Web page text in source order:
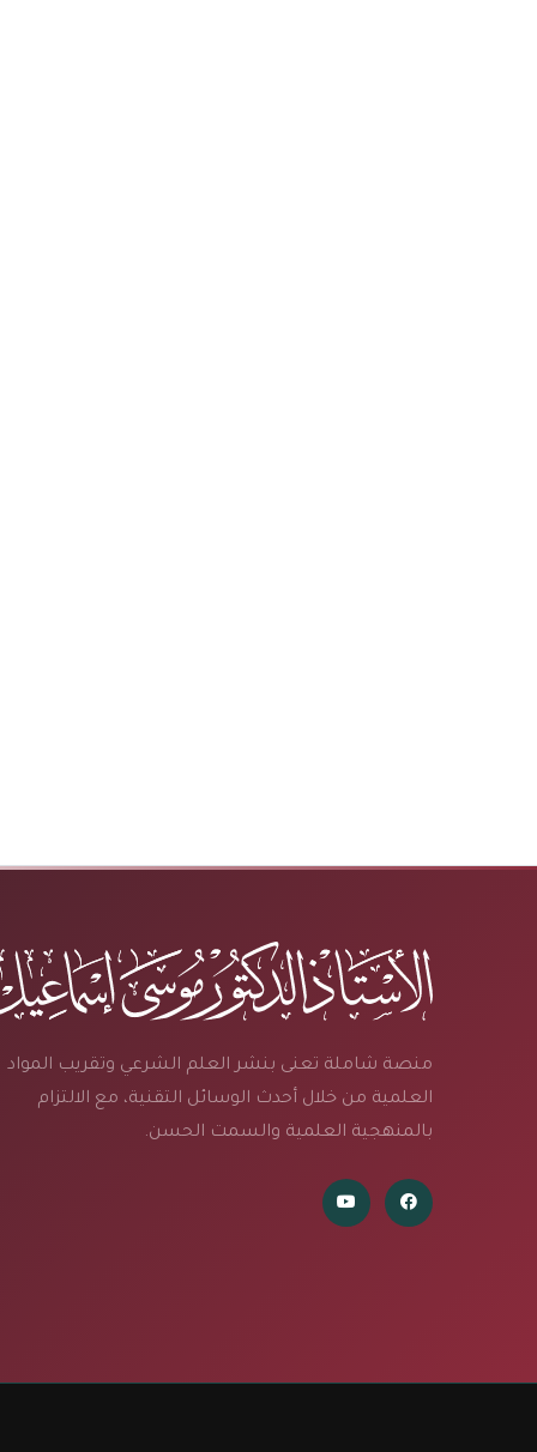
منصة شاملة تعنى بنشر العلم الشرعي وتقريب المواد
العلمية من خلال أحدث الوسائل التقنية، مع الالتزام
بالمنهجية العلمية والسمت الحسن.